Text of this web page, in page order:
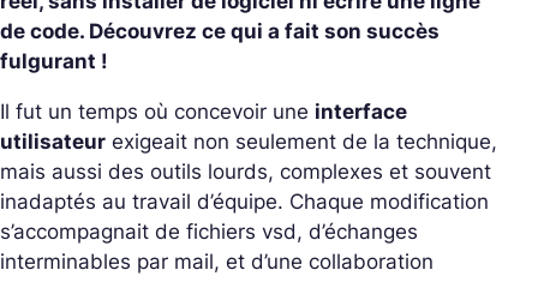
de code. Découvrez ce qui a fait son succès
fulgurant !
Il fut un temps où concevoir une interface
utilisateur exigeait non seulement de la technique,
mais aussi des outils lourds, complexes et souvent
inadaptés au travail d’équipe. Chaque modification
s’accompagnait de fichiers vsd, d’échanges
interminables par mail, et d’une collaboration